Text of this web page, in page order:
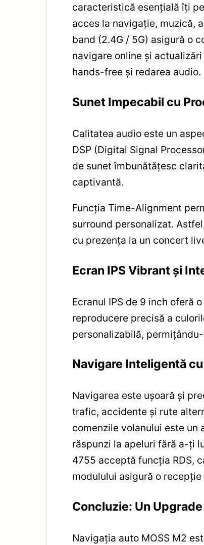
caracteristică esențială îți
acces la navigație, muzică,
band (2.4G / 5G) asigură o
navigare online și
hands-free și redarea audio.
Sunet Impecabil cu
Calitatea audio este un
DSP (Digital Signal
de sunet îmbunătățesc
captivantă.
Funcția Time-Alignment
surround personalizat.
cu prezența la un concert
Ecran IPS Vibrant și
Ecranul IPS de 9 inch oferă
reproducere precisă a
personalizabilă,
Navigare Inteligentă
Navigarea este ușoară și
trafic, accidente și rute
comenzile volanului este
răspunzi la apeluri fără a-ți
4755 acceptă funcția RDS,
modulului asigură o
Concluzie: Un
Navigația auto MOSS M2